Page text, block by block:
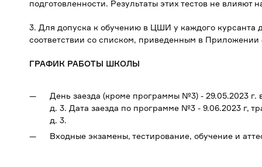
подготовленности. Результаты этих тестов не влияют
3. Для допуска к обучению в ЦШИ у каждого курсанта
соответствии со списком, приведенным в Приложении
ГРАФИК РАБОТЫ ШКОЛЫ
День заезда (кроме программы №3) - 29.05.2023 г.
д. 3. Дата заезда по программе №3 - 9.06.2023 г,
д. 3.
Входные экзамены, тестирование, обучение и